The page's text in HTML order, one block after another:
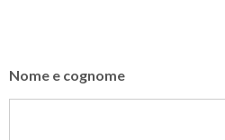
Nome e cognome